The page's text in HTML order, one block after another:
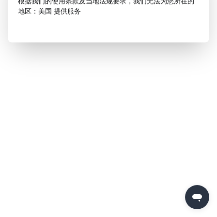
地区：美国 提供服务